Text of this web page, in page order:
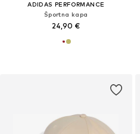
ADIDAS PERFORMANCE
Športna kapa
24,90 €